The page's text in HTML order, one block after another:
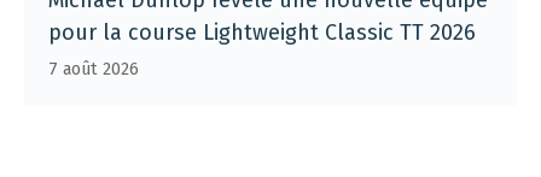
pour la course Lightweight Classic TT 2026
7 août 2026